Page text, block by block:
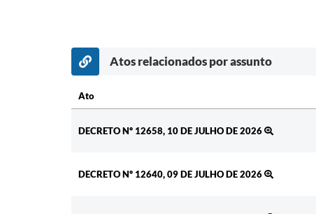
Atos relacionados por assunto
Ato
DECRETO Nº 12658, 10 DE JULHO DE 2026
DECRETO Nº 12640, 09 DE JULHO DE 2026